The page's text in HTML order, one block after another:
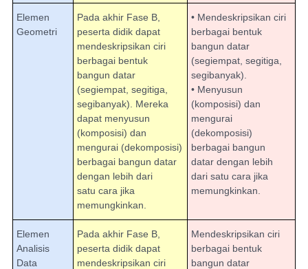
Elemen
Geometri
Pada akhir Fase B,
peserta didik dapat
mendeskripsikan ciri
berbagai bentuk
bangun datar
(segiempat, segitiga,
segibanyak). Mereka
dapat menyusun
(komposisi) dan
mengurai (dekomposisi)
berbagai bangun datar
dengan lebih dari
satu cara jika
memungkinkan.
• Mendeskripsikan ciri
berbagai bentuk
bangun datar
(segiempat, segitiga,
segibanyak).
• Menyusun
(komposisi) dan
mengurai
(dekomposisi)
berbagai bangun
datar dengan lebih
dari satu cara jika
memungkinkan.
Elemen
Analisis
Data
Pada akhir Fase B,
peserta didik dapat
mendeskripsikan ciri
Mendeskripsikan ciri
berbagai bentuk
bangun datar